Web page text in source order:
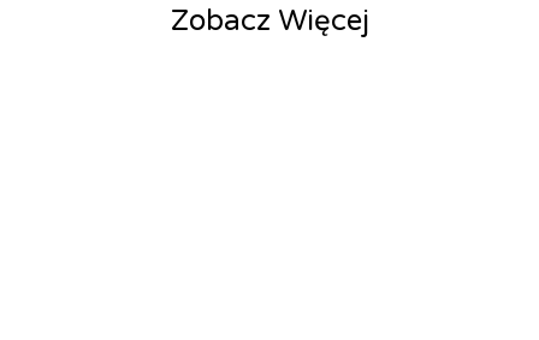
Zobacz Więcej